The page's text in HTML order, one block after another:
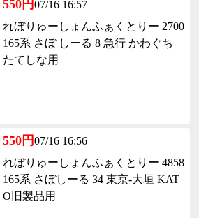
550円07/16 16:57
れぼりゅーしょんふぁくとりー 2700
165系 さぼ しーる 8 急行 かわぐち
たてしな用
550円07/16 16:56
れぼりゅーしょんふぁくとりー 4858
165系 さぼしーる 34 東京-大垣 KAT
O旧製品用